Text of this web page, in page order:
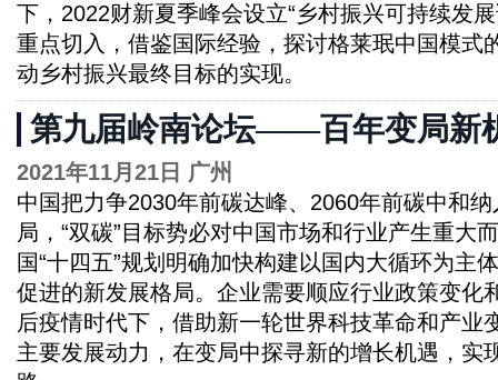
下，2022财新夏季峰会设立“乡村振兴可持续发
重点切入，借鉴国际经验，探讨格莱珉中国模式
动乡村振兴最终目标的实现。
第九届岭南论坛——百年变局新
2021年11月21日 广州
中国把力争2030年前碳达峰、2060年前碳中和
局，“双碳”目标势必对中国市场和行业产生重大
国“十四五”规划明确加快构建以国内大循环为主
促进的新发展格局。企业需要顺应行业政策变化
后疫情时代下，借助新一轮世界科技革命和产业
主要发展动力，在变局中探寻新的增长机遇，实